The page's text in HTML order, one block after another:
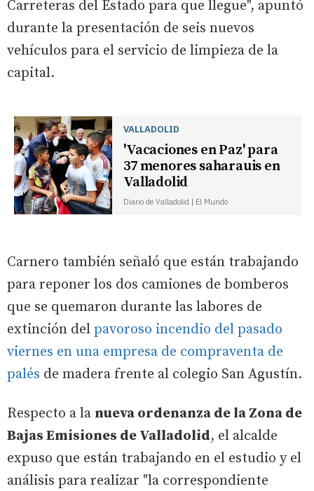
Carreteras del Estado para que llegue", apuntó
durante la presentación de seis nuevos
vehículos para el servicio de limpieza de la
capital.
VALLADOLID
'Vacaciones en Paz' para
37 menores saharauis en
Valladolid
Diario de Valladolid | El Mundo
Carnero también señaló que están trabajando
para reponer los dos camiones de bomberos
que se quemaron durante las labores de
extinción del pavoroso incendio del pasado
viernes en una empresa de compraventa de
palés de madera frente al colegio San Agustín.
Respecto a la nueva ordenanza de la Zona de
Bajas Emisiones de Valladolid, el alcalde
expuso que están trabajando en el estudio y el
análisis para realizar "la correspondiente